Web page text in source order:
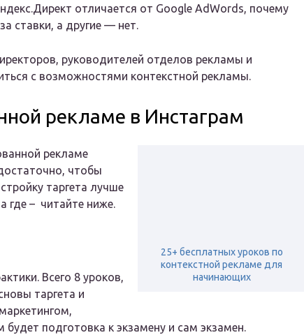
отличается от Google AdWords, почему
ставки, а другие — нет.
руководителей отделов рекламы и
с возможностями контекстной рекламы.
рекламе в Инстаграм
25+ бесплатных уроков по
контекстной рекламе для
начинающих
рекламе
чтобы
таргета лучше
где – читайте ниже.
Всего 8 уроков,
таргета и
подготовка к экзамену и сам экзамен.